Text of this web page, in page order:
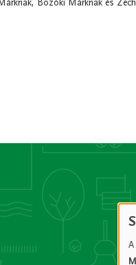
Bozóki Márknak és